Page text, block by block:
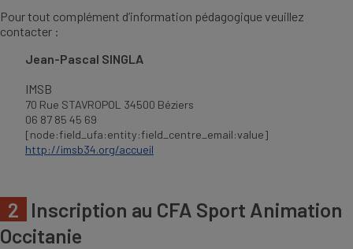
Pour tout complément d’information pédagogique veuillez
contacter :
Jean-Pascal SINGLA
IMSB
70 Rue STAVROPOL 34500 Béziers
06 87 85 45 69
[node:field_ufa:entity:field_centre_email:value]
http://imsb34.org/accueil
2 Inscription au CFA Sport Animation
Occitanie